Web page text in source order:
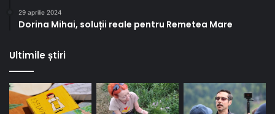
29 aprilie 2024
Dorina Mihai, soluții reale pentru Remetea Mare
Ultimile știri